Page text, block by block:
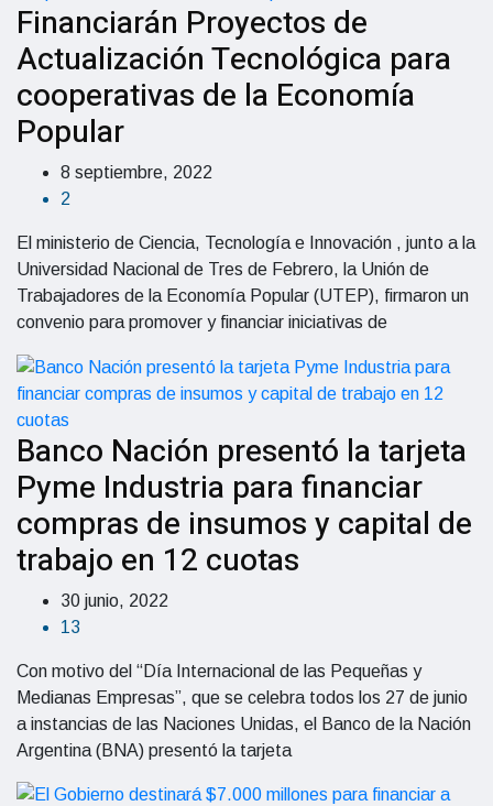
Financiarán Proyectos de
Actualización Tecnológica para
cooperativas de la Economía
Popular
8 septiembre, 2022
2
El ministerio de Ciencia, Tecnología e Innovación , junto a la
Universidad Nacional de Tres de Febrero, la Unión de
Trabajadores de la Economía Popular (UTEP), firmaron un
convenio para promover y financiar iniciativas de
Banco Nación presentó la tarjeta
Pyme Industria para financiar
compras de insumos y capital de
trabajo en 12 cuotas
30 junio, 2022
13
Con motivo del “Día Internacional de las Pequeñas y
Medianas Empresas”, que se celebra todos los 27 de junio
a instancias de las Naciones Unidas, el Banco de la Nación
Argentina (BNA) presentó la tarjeta